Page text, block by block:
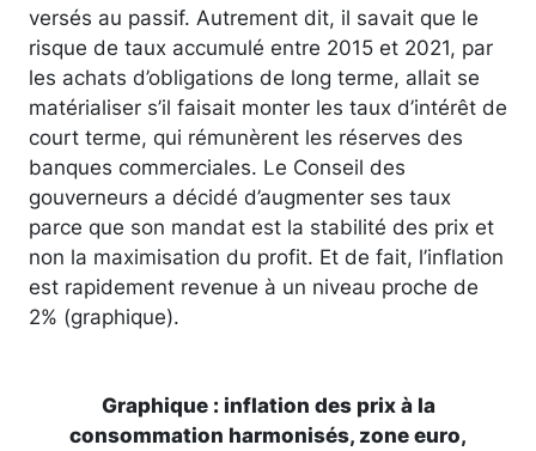
versés au passif. Autrement dit, il savait que le
risque de taux accumulé entre 2015 et 2021, par
les achats d’obligations de long terme, allait se
matérialiser s’il faisait monter les taux d’intérêt de
court terme, qui rémunèrent les réserves des
banques commerciales. Le Conseil des
gouverneurs a décidé d’augmenter ses taux
parce que son mandat est la stabilité des prix et
non la maximisation du profit. Et de fait, l’inflation
est rapidement revenue à un niveau proche de
2% (graphique).
Graphique : inflation des prix à la
consommation harmonisés, zone euro,